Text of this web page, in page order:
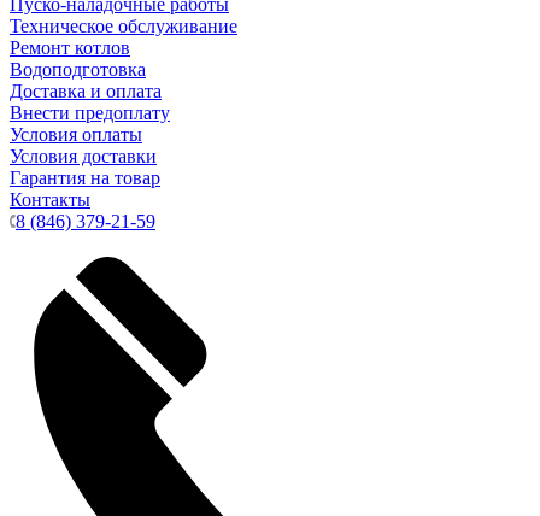
Пуско-наладочные работы
Техническое обслуживание
Ремонт котлов
Водоподготовка
Доставка и оплата
Внести предоплату
Условия оплаты
Условия доставки
Гарантия на товар
Контакты
8 (846) 379-21-59